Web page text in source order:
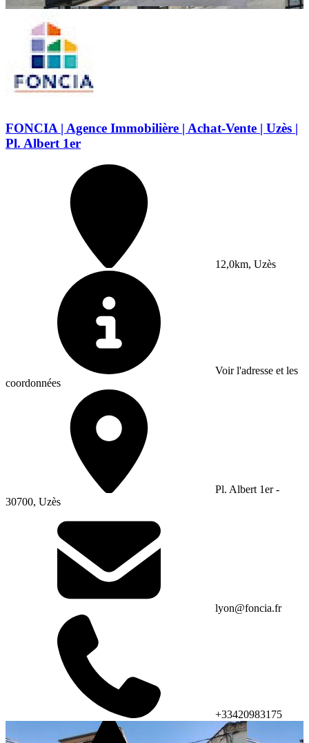
FONCIA | Agence Immobilière | Achat-Vente | Uzès |
Pl. Albert 1er
12,0km, Uzès
Voir l'adresse et les
coordonnées
Pl. Albert 1er -
30700, Uzès
lyon@foncia.fr
+33420983175